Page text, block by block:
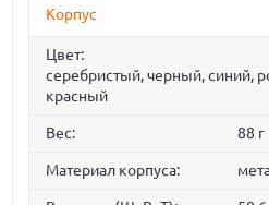
Корпус
Цвет:
серебристый, черный, синий,
красный
Вес: 88 г
Материал корпуса: